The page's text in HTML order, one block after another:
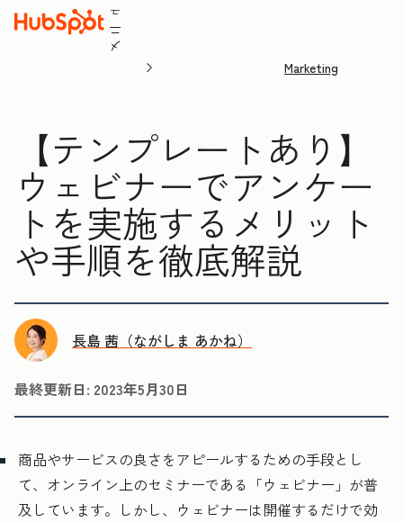
メ
ニ
ュ
Marketing
【テンプレートあり】
ウェビナーでアンケー
トを実施するメリット
や手順を徹底解説
長島 茜（ながしま あかね）
最終更新日: 2023年5月30日
商品やサービスの良さをアピールするための手段とし
て、オンライン上のセミナーである「ウェビナー」が普
及しています。しかし、ウェビナーは開催するだけで効